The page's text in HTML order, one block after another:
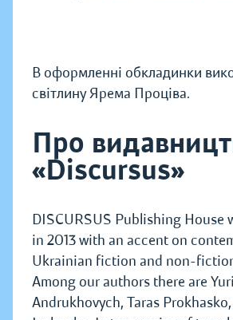
В оформленні обкладинки
світлину Ярема Проціва.
Про
«Discursus»
DISCURSUS Publishing House
in 2013 with an accent on
Ukrainian fiction and non-
Among our authors there are Yuri
Andrukhovych, Taras